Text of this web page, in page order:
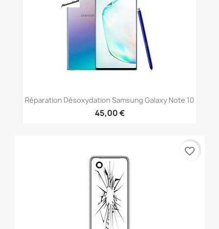
Réparation Désoxydation Samsung Galaxy Note 10
45,00 €
favorite_border